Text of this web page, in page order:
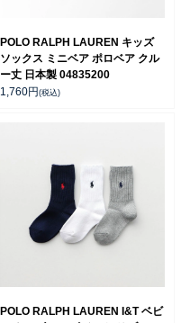
POLO RALPH LAUREN キッズ
ソックス ミニベア ポロベア クル
ー丈 日本製 04835200
1,760円 (税込)
POLO RALPH LAUREN I&T ベビ